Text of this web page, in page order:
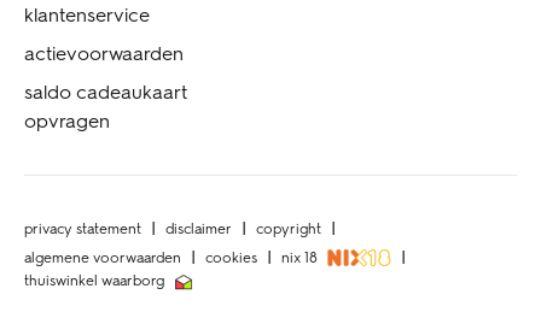
klantenservice
actievoorwaarden
saldo cadeaukaart
opvragen
privacy statement disclaimer
copyright
algemene voorwaarden
cookies
nix 18
thuiswinkel waarborg